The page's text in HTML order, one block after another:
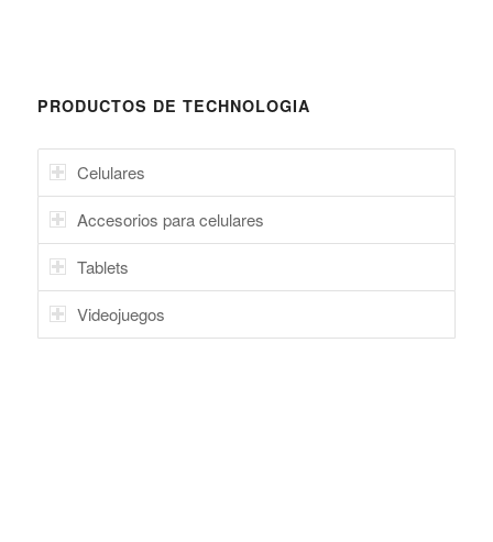
PRODUCTOS DE TECHNOLOGIA
Celulares
Accesorios para celulares
Tablets
Videojuegos